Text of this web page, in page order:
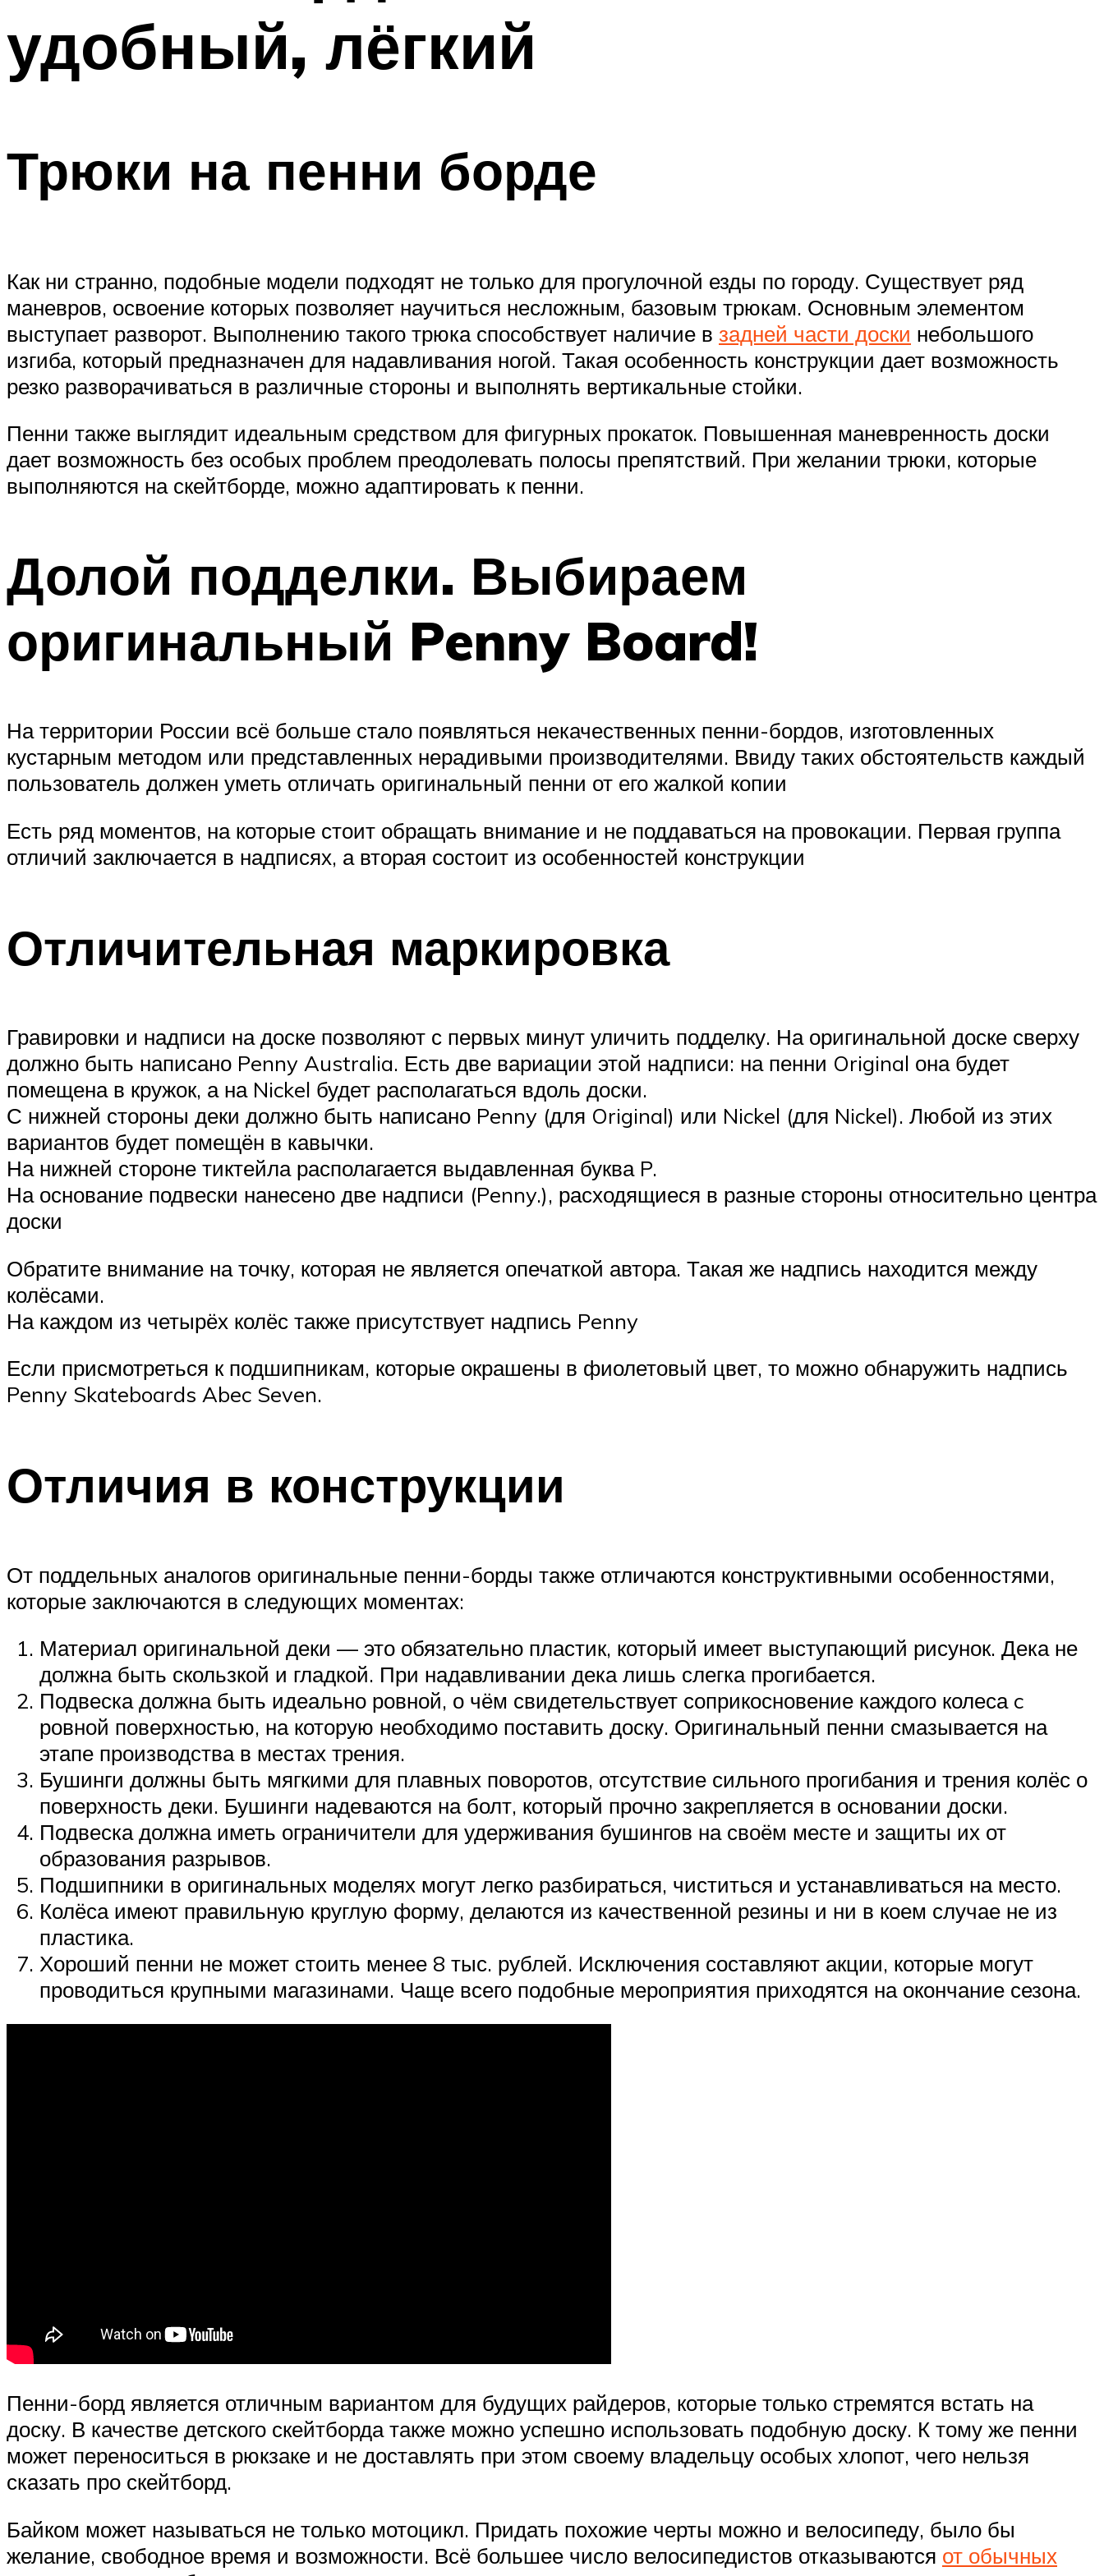
удобный, лёгкий
Трюки на пенни борде
Как ни странно, подобные модели подходят не только для прогулочной езды по городу. Существует ряд
маневров, освоение которых позволяет научиться несложным, базовым трюкам. Основным элементом
выступает разворот. Выполнению такого трюка способствует наличие в задней части доски небольшого
изгиба, который предназначен для надавливания ногой. Такая особенность конструкции дает возможность
резко разворачиваться в различные стороны и выполнять вертикальные стойки.
Пенни также выглядит идеальным средством для фигурных прокаток. Повышенная маневренность доски
дает возможность без особых проблем преодолевать полосы препятствий. При желании трюки, которые
выполняются на скейтборде, можно адаптировать к пенни.
Долой подделки. Выбираем
оригинальный Penny Board!
На территории России всё больше стало появляться некачественных пенни-бордов, изготовленных
кустарным методом или представленных нерадивыми производителями. Ввиду таких обстоятельств каждый
пользователь должен уметь отличать оригинальный пенни от его жалкой копии
Есть ряд моментов, на которые стоит обращать внимание и не поддаваться на провокации. Первая группа
отличий заключается в надписях, а вторая состоит из особенностей конструкции
Отличительная маркировка
Гравировки и надписи на доске позволяют с первых минут уличить подделку. На оригинальной доске сверху
должно быть написано Penny Australia. Есть две вариации этой надписи: на пенни Original она будет
помещена в кружок, а на Nickel будет располагаться вдоль доски.
С нижней стороны деки должно быть написано Penny (для Original) или Nickel (для Nickel). Любой из этих
вариантов будет помещён в кавычки.
На нижней стороне тиктейла располагается выдавленная буква P.
На основание подвески нанесено две надписи (Penny.), расходящиеся в разные стороны относительно центра
доски
Обратите внимание на точку, которая не является опечаткой автора. Такая же надпись находится между
колёсами.
На каждом из четырёх колёс также присутствует надпись Penny
Если присмотреться к подшипникам, которые окрашены в фиолетовый цвет, то можно обнаружить надпись
Penny Skateboards Abec Seven.
Отличия в конструкции
От поддельных аналогов оригинальные пенни-борды также отличаются конструктивными особенностями,
которые заключаются в следующих моментах:
Материал оригинальной деки — это обязательно пластик, который имеет выступающий рисунок. Дека не
должна быть скользкой и гладкой. При надавливании дека лишь слегка прогибается.
Подвеска должна быть идеально ровной, о чём свидетельствует соприкосновение каждого колеса c
ровной поверхностью, на которую необходимо поставить доску. Оригинальный пенни смазывается на
этапе производства в местах трения.
Бушинги должны быть мягкими для плавных поворотов, отсутствие сильного прогибания и трения колёс о
поверхность деки. Бушинги надеваются на болт, который прочно закрепляется в основании доски.
Подвеска должна иметь ограничители для удерживания бушингов на своём месте и защиты их от
образования разрывов.
Подшипники в оригинальных моделях могут легко разбираться, чиститься и устанавливаться на место.
Колёса имеют правильную круглую форму, делаются из качественной резины и ни в коем случае не из
пластика.
Хороший пенни не может стоить менее 8 тыс. рублей. Исключения составляют акции, которые могут
проводиться крупными магазинами. Чаще всего подобные мероприятия приходятся на окончание сезона.
Пенни-борд является отличным вариантом для будущих райдеров, которые только стремятся встать на
доску. В качестве детского скейтборда также можно успешно использовать подобную доску. К тому же пенни
может переноситься в рюкзаке и не доставлять при этом своему владельцу особых хлопот, чего нельзя
сказать про скейтборд.
Байком может называться не только мотоцикл. Придать похожие черты можно и велосипеду, было бы
желание, свободное время и возможности. Всё большее число велосипедистов отказываются от обычных